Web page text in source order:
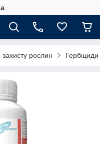
рослин Гербіциди